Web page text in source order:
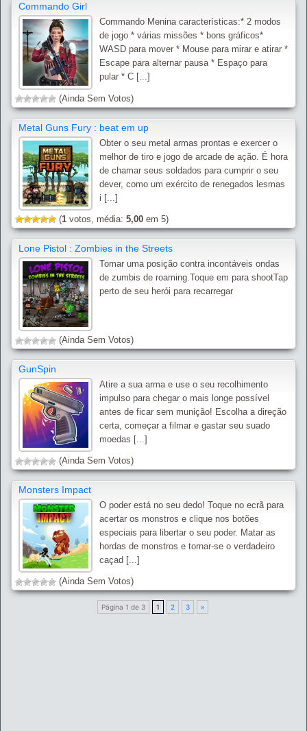
Commando Girl
Commando Menina características:* 2 modos
de jogo * várias missões * bons gráficos*
WASD para mover * Mouse para mirar e atirar *
Escape para alternar pausa * Espaço para
pular * C [...]
(Ainda Sem Votos)
Metal Guns Fury : beat em up
Obter o seu metal armas prontas e exercer o
melhor de tiro e jogo de arcade de ação. É hora
de chamar seus soldados para cumprir o seu
dever, como um exército de renegados lesmas
i [...]
(1 votos, média: 5,00 em 5)
Lone Pistol : Zombies in the Streets
Tomar uma posição contra incontáveis ondas
de zumbis de roaming.Toque em para shootTap
perto de seu herói para recarregar
(Ainda Sem Votos)
GunSpin
Atire a sua arma e use o seu recolhimento
impulso para chegar o mais longe possível
antes de ficar sem munição! Escolha a direção
certa, começar a filmar e gastar seu suado
moedas [...]
(Ainda Sem Votos)
Monsters Impact
O poder está no seu dedo! Toque no ecrã para
acertar os monstros e clique nos botões
especiais para libertar o seu poder. Matar as
hordas de monstros e tornar-se o verdadeiro
caçad [...]
(Ainda Sem Votos)
Página 1 de 3 1 2 3 »